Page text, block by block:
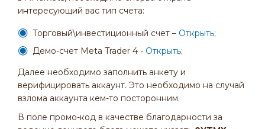
интересующий вас тип счета:
Торговый\инвестиционный счет – Открыть;
Демо-счет Meta Trader 4 - Открыть;
Далее необходимо заполнить анкету и
верифицировать аккаунт. Это необходимо на случай
взлома аккаунта кем-то посторонним.
В поле промо-код в качестве благодарности за